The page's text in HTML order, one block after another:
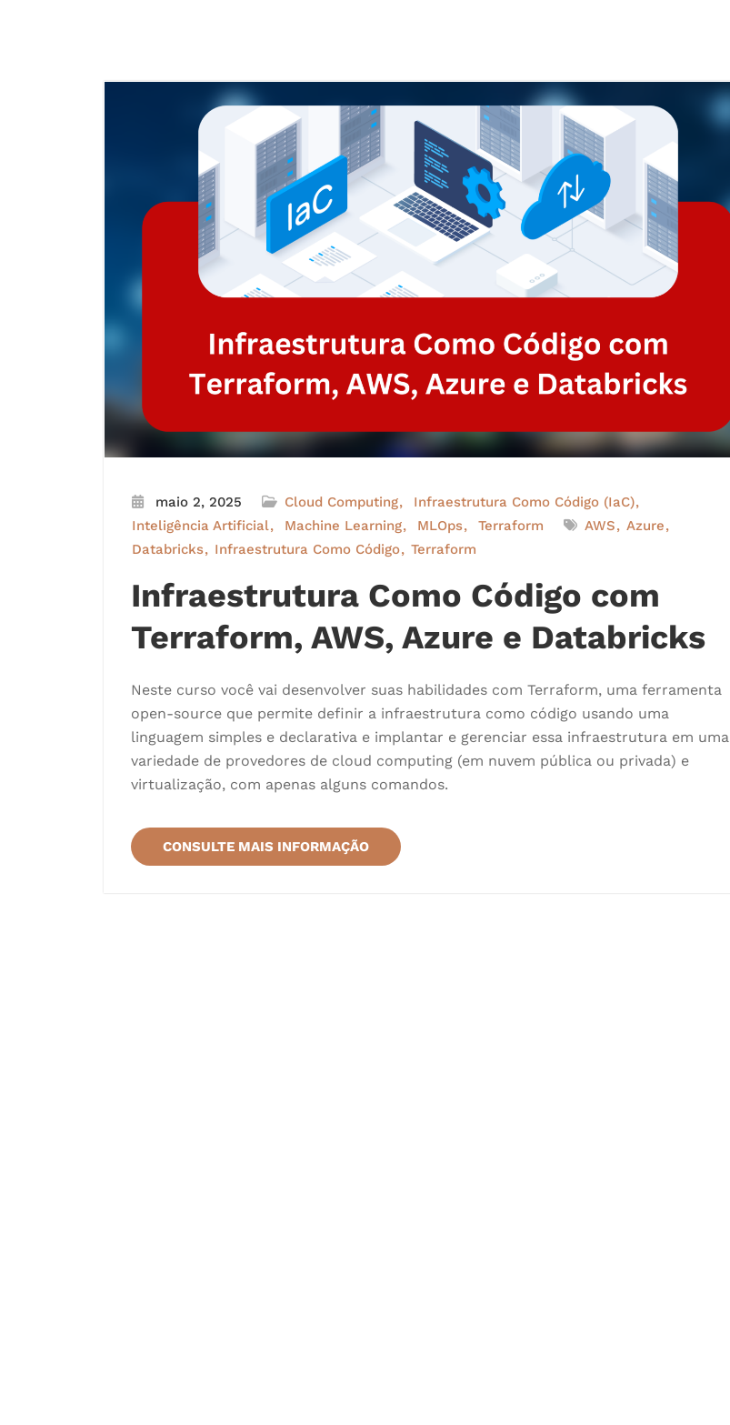
maio 2, 2025 Cloud Computing
Infraestrutura Como Código (IaC)
Inteligência Artificial
Machine Learning MLOps Terraform AWS
Azure
Databricks
Infraestrutura Como Código Terraform
Infraestrutura Como Código com
Terraform, AWS, Azure e Databricks
Neste curso você vai desenvolver suas habilidades com Terraform, uma ferramenta
open-source que permite definir a infraestrutura como código usando uma
linguagem simples e declarativa e implantar e gerenciar essa infraestrutura em uma
variedade de provedores de cloud computing (em nuvem pública ou privada) e
virtualização, com apenas alguns comandos.
CONSULTE MAIS INFORMAÇÃO